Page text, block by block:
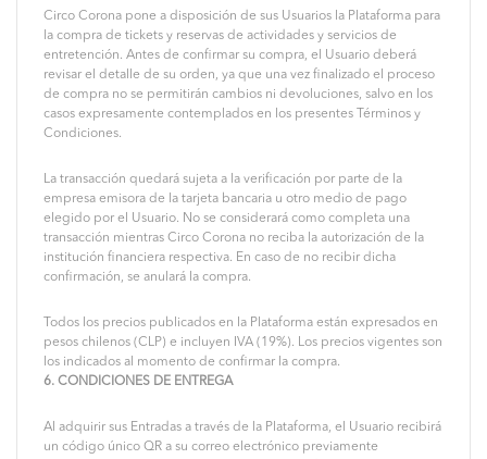
Circo Corona pone a disposición de sus Usuarios la Plataforma para
la compra de tickets y reservas de actividades y servicios de
entretención. Antes de confirmar su compra, el Usuario deberá
revisar el detalle de su orden, ya que una vez finalizado el proceso
de compra no se permitirán cambios ni devoluciones, salvo en los
casos expresamente contemplados en los presentes Términos y
Condiciones.
La transacción quedará sujeta a la verificación por parte de la
empresa emisora de la tarjeta bancaria u otro medio de pago
elegido por el Usuario. No se considerará como completa una
transacción mientras Circo Corona no reciba la autorización de la
institución financiera respectiva. En caso de no recibir dicha
confirmación, se anulará la compra.
Todos los precios publicados en la Plataforma están expresados en
pesos chilenos (CLP) e incluyen IVA (19%). Los precios vigentes son
los indicados al momento de confirmar la compra.
6. CONDICIONES DE ENTREGA
Al adquirir sus Entradas a través de la Plataforma, el Usuario recibirá
un código único QR a su correo electrónico previamente